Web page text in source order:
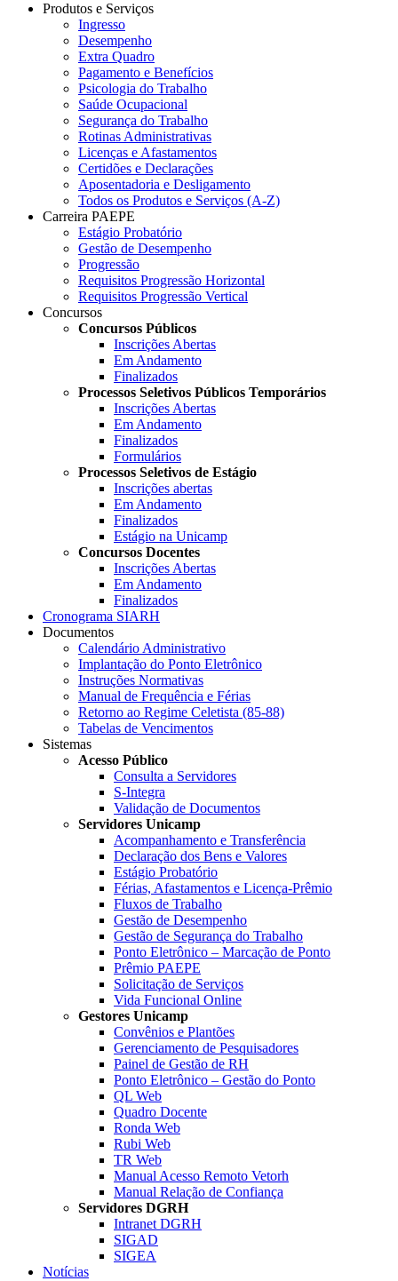
Produtos e Serviços
Ingresso
Desempenho
Extra Quadro
Pagamento e Benefícios
Psicologia do Trabalho
Saúde Ocupacional
Segurança do Trabalho
Rotinas Administrativas
Licenças e Afastamentos
Certidões e Declarações
Aposentadoria e Desligamento
Todos os Produtos e Serviços (A-Z)
Carreira PAEPE
Estágio Probatório
Gestão de Desempenho
Progressão
Requisitos Progressão Horizontal
Requisitos Progressão Vertical
Concursos
Concursos Públicos
Inscrições Abertas
Em Andamento
Finalizados
Processos Seletivos Públicos Temporários
Inscrições Abertas
Em Andamento
Finalizados
Formulários
Processos Seletivos de Estágio
Inscrições abertas
Em Andamento
Finalizados
Estágio na Unicamp
Concursos Docentes
Inscrições Abertas
Em Andamento
Finalizados
Cronograma SIARH
Documentos
Calendário Administrativo
Implantação do Ponto Eletrônico
Instruções Normativas
Manual de Frequência e Férias
Retorno ao Regime Celetista (85-88)
Tabelas de Vencimentos
Sistemas
Acesso Público
Consulta a Servidores
S-Integra
Validação de Documentos
Servidores Unicamp
Acompanhamento e Transferência
Declaração dos Bens e Valores
Estágio Probatório
Férias, Afastamentos e Licença-Prêmio
Fluxos de Trabalho
Gestão de Desempenho
Gestão de Segurança do Trabalho
Ponto Eletrônico – Marcação de Ponto
Prêmio PAEPE
Solicitação de Serviços
Vida Funcional Online
Gestores Unicamp
Convênios e Plantões
Gerenciamento de Pesquisadores
Painel de Gestão de RH
Ponto Eletrônico – Gestão do Ponto
QL Web
Quadro Docente
Ronda Web
Rubi Web
TR Web
Manual Acesso Remoto Vetorh
Manual Relação de Confiança
Servidores DGRH
Intranet DGRH
SIGAD
SIGEA
Notícias